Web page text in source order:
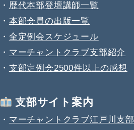
・ 歴代本部登壇講師一覧
・ 本部会員の出版一覧
・ 全定例会スケジュール
・ マーチャントクラブ支部紹介
・ 支部定例会2500件以上の感想
支部サイト案内
・ マーチャントクラブ江戸川支部